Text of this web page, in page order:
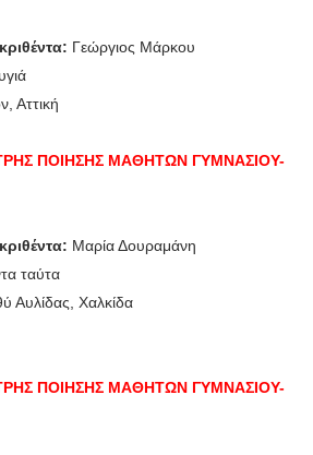
Γεώργιος Μάρκου
Αττική
ΠΟΙΗΣΗΣ ΜΑΘΗΤΩΝ ΓΥΜΝΑΣΙΟΥ-
Μαρία Δουραμάνη
ταύτα
Αυλίδας, Χαλκίδα
ΠΟΙΗΣΗΣ ΜΑΘΗΤΩΝ ΓΥΜΝΑΣΙΟΥ-